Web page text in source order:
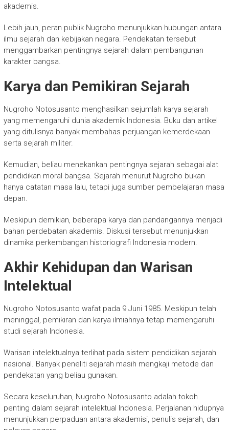
akademis.
Lebih jauh, peran publik Nugroho menunjukkan hubungan antara
ilmu sejarah dan kebijakan negara. Pendekatan tersebut
menggambarkan pentingnya sejarah dalam pembangunan
karakter bangsa.
Karya dan Pemikiran Sejarah
Nugroho Notosusanto menghasilkan sejumlah karya sejarah
yang memengaruhi dunia akademik Indonesia. Buku dan artikel
yang ditulisnya banyak membahas perjuangan kemerdekaan
serta sejarah militer.
Kemudian, beliau menekankan pentingnya sejarah sebagai alat
pendidikan moral bangsa. Sejarah menurut Nugroho bukan
hanya catatan masa lalu, tetapi juga sumber pembelajaran masa
depan.
Meskipun demikian, beberapa karya dan pandangannya menjadi
bahan perdebatan akademis. Diskusi tersebut menunjukkan
dinamika perkembangan historiografi Indonesia modern.
Akhir Kehidupan dan Warisan
Intelektual
Nugroho Notosusanto wafat pada 9 Juni 1985. Meskipun telah
meninggal, pemikiran dan karya ilmiahnya tetap memengaruhi
studi sejarah Indonesia.
Warisan intelektualnya terlihat pada sistem pendidikan sejarah
nasional. Banyak peneliti sejarah masih mengkaji metode dan
pendekatan yang beliau gunakan.
Secara keseluruhan, Nugroho Notosusanto adalah tokoh
penting dalam sejarah intelektual Indonesia. Perjalanan hidupnya
menunjukkan perpaduan antara akademisi, penulis sejarah, dan